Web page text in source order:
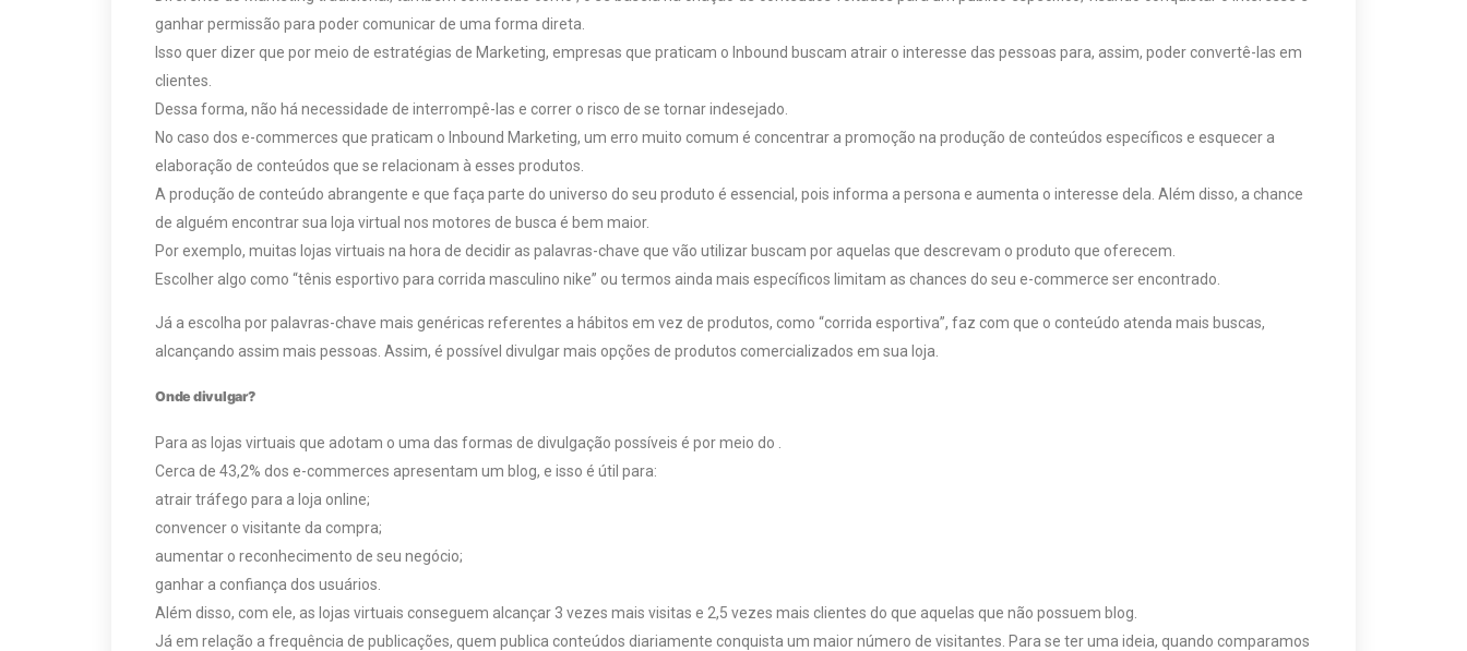
ganhar permissão para poder comunicar de uma forma direta.
Isso quer dizer que por meio de estratégias de Marketing, empresas que praticam o Inbound buscam atrair o interesse das pessoas para, assim, poder convertê-las em
clientes.
Dessa forma, não há necessidade de interrompê-las e correr o risco de se tornar indesejado.
No caso dos e-commerces que praticam o Inbound Marketing, um erro muito comum é concentrar a promoção na produção de conteúdos específicos e esquecer a
elaboração de conteúdos que se relacionam à esses produtos.
A produção de conteúdo abrangente e que faça parte do universo do seu produto é essencial, pois informa a persona e aumenta o interesse dela. Além disso, a chance
de alguém encontrar sua loja virtual nos motores de busca é bem maior.
Por exemplo, muitas lojas virtuais na hora de decidir as palavras-chave que vão utilizar buscam por aquelas que descrevam o produto que oferecem.
Escolher algo como “tênis esportivo para corrida masculino nike” ou termos ainda mais específicos limitam as chances do seu e-commerce ser encontrado.
Já a escolha por palavras-chave mais genéricas referentes a hábitos em vez de produtos, como “corrida esportiva”, faz com que o conteúdo atenda mais buscas,
alcançando assim mais pessoas. Assim, é possível divulgar mais opções de produtos comercializados em sua loja.
Onde divulgar?
Para as lojas virtuais que adotam o uma das formas de divulgação possíveis é por meio do .
Cerca de 43,2% dos e-commerces apresentam um blog, e isso é útil para:
atrair tráfego para a loja online;
convencer o visitante da compra;
aumentar o reconhecimento de seu negócio;
ganhar a confiança dos usuários.
Além disso, com ele, as lojas virtuais conseguem alcançar 3 vezes mais visitas e 2,5 vezes mais clientes do que aquelas que não possuem blog.
Já em relação a frequência de publicações, quem publica conteúdos diariamente conquista um maior número de visitantes. Para se ter uma ideia, quando comparamos